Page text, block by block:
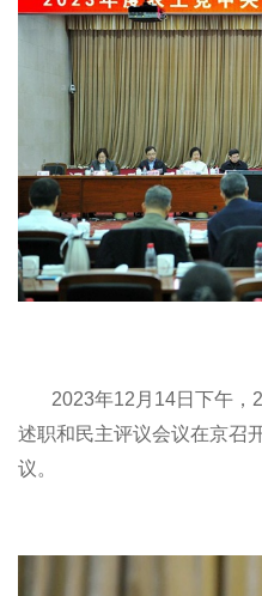
2023年12月14日下午，
述职和民主评议会议在京召
议。